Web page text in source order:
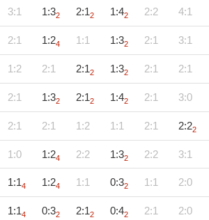
3:1 1:32 2:12 1:42 2:2 4:1
2:1 1:24 1:1 1:32 2:1 3:1
1:2 2:1 2:12 1:32 2:1 2:1
2:1 1:32 2:12 1:42 2:1 3:0
2:1 2:1 1:2 1:1 2:1 2:22
1:0 1:24 2:2 1:32 2:2 3:1
1:14 1:24 1:1 0:32 1:1 2:0
1:14 0:32 2:12 0:42 2:1 2:0